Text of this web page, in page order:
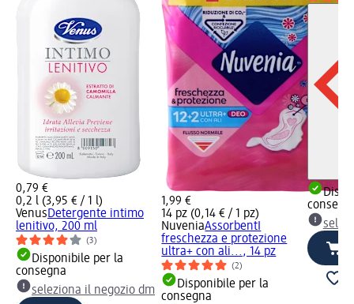
0,79 €
0,2 l (3,95 € / 1 l)
VenusDetergente intimo
lenitivo, 200 ml
(3)
Disponibile per la
consegna
seleziona il negozio dm
1,99 €
14 pz (0,14 € / 1 pz)
NuveniaAssorbentI
freschezza e protezione
ultra+ con ali..., 14 pz
(2)
Disponibile per la
consegna